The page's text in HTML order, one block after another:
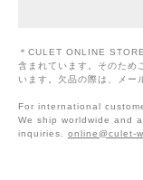
＊CULET ONLINE
含まれています。そのため
います。欠品の際は、メー
For international
We ship worldwide and
inquiries. online@culet-